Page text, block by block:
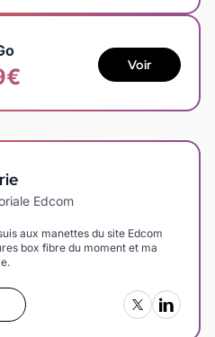
Voir
Edcom
aux manettes du site Edcom
box fibre du moment et ma